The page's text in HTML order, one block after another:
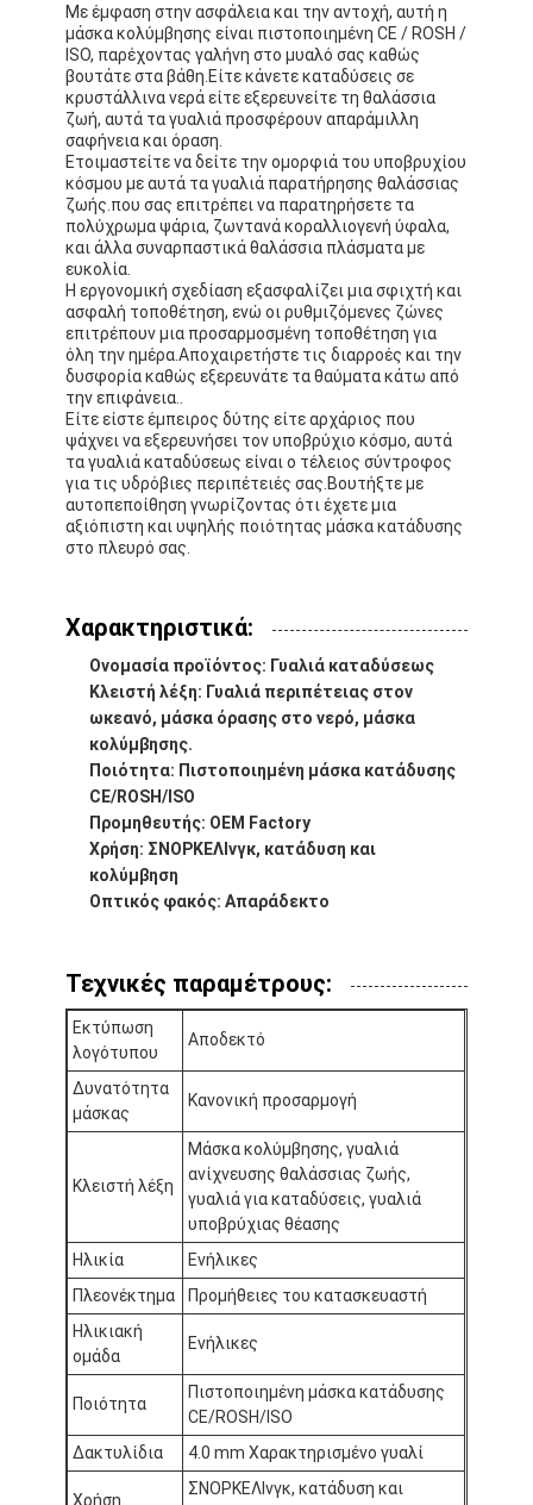
Σπίτι
Βίντεο
Με έμφαση στην ασφάλεια και την αντοχή, αυτή η
μάσκα κολύμβησης είναι πιστοποιημένη CE / ROSH /
ISO, παρέχοντας γαλήνη στο μυαλό σας καθώς
βουτάτε στα βάθη.Είτε κάνετε καταδύσεις σε
κρυστάλλινα νερά είτε εξερευνείτε τη θαλάσσια
ζωή, αυτά τα γυαλιά προσφέρουν απαράμιλλη
σαφήνεια και όραση.
Ετοιμαστείτε να δείτε την ομορφιά του υποβρυχίου
κόσμου με αυτά τα γυαλιά παρατήρησης θαλάσσιας
ζωής.που σας επιτρέπει να παρατηρήσετε τα
πολύχρωμα ψάρια, ζωντανά κοραλλιογενή ύφαλα,
και άλλα συναρπαστικά θαλάσσια πλάσματα με
ευκολία.
Η εργονομική σχεδίαση εξασφαλίζει μια σφιχτή και
ασφαλή τοποθέτηση, ενώ οι ρυθμιζόμενες ζώνες
επιτρέπουν μια προσαρμοσμένη τοποθέτηση για
όλη την ημέρα.Αποχαιρετήστε τις διαρροές και την
δυσφορία καθώς εξερευνάτε τα θαύματα κάτω από
την επιφάνεια..
Είτε είστε έμπειρος δύτης είτε αρχάριος που
ψάχνει να εξερευνήσει τον υποβρύχιο κόσμο, αυτά
τα γυαλιά καταδύσεως είναι ο τέλειος σύντροφος
για τις υδρόβιες περιπέτειές σας.Βουτήξτε με
αυτοπεποίθηση γνωρίζοντας ότι έχετε μια
αξιόπιστη και υψηλής ποιότητας μάσκα κατάδυσης
στο πλευρό σας.
Χαρακτηριστικά:
Ονομασία προϊόντος: Γυαλιά καταδύσεως
Κλειστή λέξη: Γυαλιά περιπέτειας στον
ωκεανό, μάσκα όρασης στο νερό, μάσκα
κολύμβησης.
Ποιότητα: Πιστοποιημένη μάσκα κατάδυσης
CE/ROSH/ISO
Προμηθευτής: OEM Factory
Χρήση: ΣΝΟΡΚΕΛΙνγκ, κατάδυση και
κολύμβηση
Οπτικός φακός: Απαράδεκτο
Τεχνικές παραμέτρους:
Εκτύπωση
λογότυπου
Αποδεκτό
Δυνατότητα
μάσκας
Κανονική προσαρμογή
Κλειστή λέξη
Μάσκα κολύμβησης, γυαλιά
ανίχνευσης θαλάσσιας ζωής,
γυαλιά για καταδύσεις, γυαλιά
υποβρύχιας θέασης
Ηλικία
Ενήλικες
Πλεονέκτημα
Προμήθειες του κατασκευαστή
Ηλικιακή
ομάδα
Ενήλικες
Ποιότητα
Πιστοποιημένη μάσκα κατάδυσης
CE/ROSH/ISO
Δακτυλίδια
4.0 mm Χαρακτηρισμένο γυαλί
Χρήση
ΣΝΟΡΚΕΛΙνγκ, κατάδυση και